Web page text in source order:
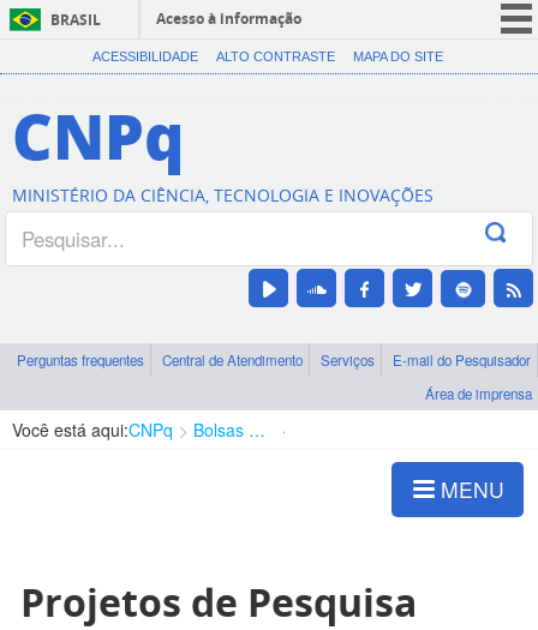
BRASIL
Acesso à informação
CORONAVÍRUS (COVID-19)
Canais
ACESSIBILIDADE ALTO CONTRASTE MAPA DO SITE
CNPq
MINISTÉRIO DA CIÊNCIA, TECNOLOGIA E INOVAÇÕES
Perguntas frequentes Central de Atendimento Serviços
E-mail do Pesquisador
Área de imprensa
Você está aqui:CNPq Bolsas e Auxílios Vigentes
MENU
Projetos de Pesquisa